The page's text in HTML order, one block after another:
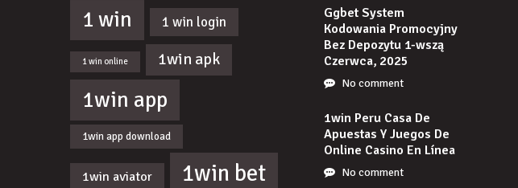
1 win 1 win login
1 win online 1win apk
1win app
1win app download
1win aviator 1win bet
Ggbet System
Kodowania Promocyjny
Bez Depozytu 1-wszą
Czerwca, 2025
No comment
1win Peru Casa De
Apuestas Y Juegos De
Online Casino En Línea
No comment